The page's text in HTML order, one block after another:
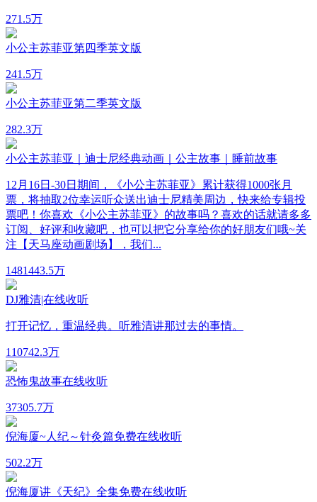
271.5万
小公主苏菲亚第四季英文版
241.5万
小公主苏菲亚第二季英文版
282.3万
小公主苏菲亚｜迪士尼经典动画｜公主故事｜睡前故事
12月16日-30日期间，《小公主苏菲亚》累计获得1000张月
票，将抽取2位幸运听众送出迪士尼精美周边，快来给专辑投
票吧！你喜欢《小公主苏菲亚》的故事吗？喜欢的话就请多多
订阅、好评和收藏吧，也可以把它分享给你的好朋友们哦~关
注【天马座动画剧场】，我们...
1481443.5万
DJ雅清|在线收听
打开记忆，重温经典。听雅清讲那过去的事情。
110742.3万
恐怖鬼故事在线收听
37305.7万
倪海厦~人纪～针灸篇免费在线收听
502.2万
倪海厦讲《天纪》全集免费在线收听